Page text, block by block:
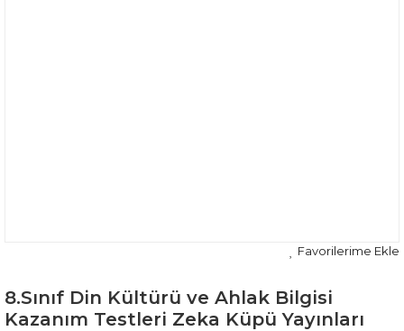
8.Sınıf Din Kültürü ve Ahlak Bilgisi
Kazanım Testleri Zeka Küpü Yayınları